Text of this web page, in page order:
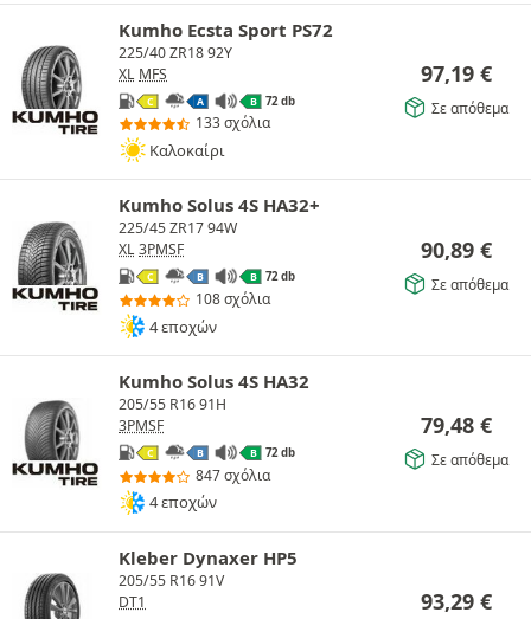
Kumho Ecsta Sport PS72
225/40 ZR18 92Y
XL MFS
C A B 72 db
133 σχόλια
Καλοκαίρι
97,19 €
Σε απόθεμα
Kumho Solus 4S HA32+
225/45 ZR17 94W
XL 3PMSF
C B B 72 db
108 σχόλια
4 εποχών
90,89 €
Σε απόθεμα
Kumho Solus 4S HA32
205/55 R16 91H
3PMSF
C B B 72 db
847 σχόλια
4 εποχών
79,48 €
Σε απόθεμα
Kleber Dynaxer HP5
205/55 R16 91V
DT1
93,29 €